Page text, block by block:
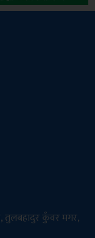
तुलबहादुर कुँवर मगर,